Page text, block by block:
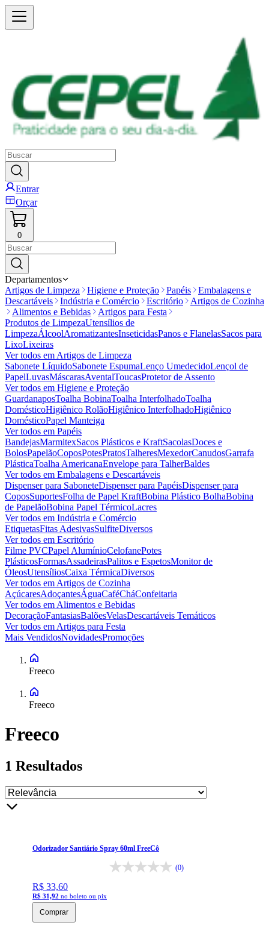
Entrar
Orçar
0
Departamentos
Artigos de Limpeza
Higiene e Proteção Papéis
Embalagens e
Descartáveis
Indústria e Comércio Escritório
Artigos de Cozinha
Alimentos e Bebidas
Artigos para Festa
Produtos de LimpezaUtensílios de
LimpezaÁlcoolAromatizantesInseticidasPanos e FlanelasSacos para
LixoLixeiras
Ver todos em Artigos de Limpeza
Sabonete LíquidoSabonete EspumaLenço UmedecidoLençol de
PapelLuvasMáscarasAventalToucasProtetor de Assento
Ver todos em Higiene e Proteção
GuardanaposToalha BobinaToalha InterfolhadoToalha
DomésticoHigiênico RolãoHigiênico InterfolhadoHigiênico
DomésticoPapel Manteiga
Ver todos em Papéis
BandejasMarmitexSacos Plásticos e KraftSacolasDoces e
BolosPapelãoCoposPotesPratosTalheresMexedorCanudosGarrafa
PlásticaToalha AmericanaEnvelope para TalherBaldes
Ver todos em Embalagens e Descartáveis
Dispenser para SaboneteDispenser para PapéisDispenser para
CoposSuportesFolha de Papel KraftBobina Plástico BolhaBobina
de PapelãoBobina Papel TérmicoLacres
Ver todos em Indústria e Comércio
EtiquetasFitas AdesivasSulfiteDiversos
Ver todos em Escritório
Filme PVCPapel AlumínioCelofanePotes
PlásticosFormasAssadeirasPalitos e EspetosMonitor de
ÓleosUtensíliosCaixa TérmicaDiversos
Ver todos em Artigos de Cozinha
AçúcaresAdoçantesÁguaCaféCháConfeitaria
Ver todos em Alimentos e Bebidas
DecoraçãoFantasiasBalõesVelasDescartáveis Temáticos
Ver todos em Artigos para Festa
Mais VendidosNovidadesPromoções
Freeco
Freeco
Freeco
1 Resultados
Odorizador Santiário Spray 60ml FreeCô
(0)
R$ 33,60
R$ 31,92 no boleto ou pix
Comprar